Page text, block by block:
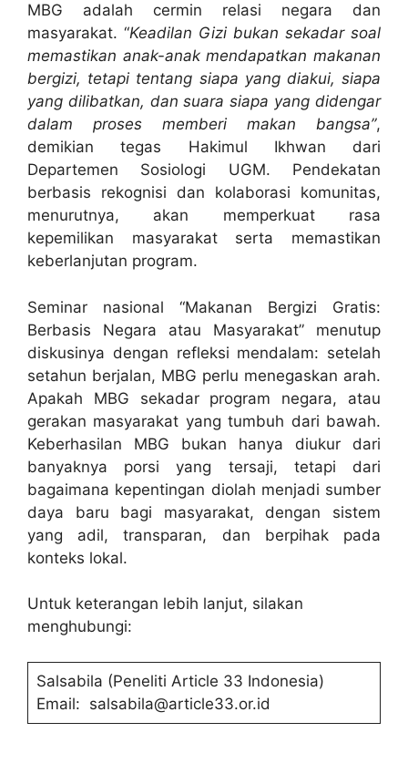
MBG adalah cermin relasi negara dan
masyarakat. “Keadilan Gizi bukan sekadar soal
memastikan anak-anak mendapatkan makanan
bergizi, tetapi tentang siapa yang diakui, siapa
yang dilibatkan, dan suara siapa yang didengar
dalam proses memberi makan bangsa”,
demikian tegas Hakimul Ikhwan dari
Departemen Sosiologi UGM. Pendekatan
berbasis rekognisi dan kolaborasi komunitas,
menurutnya, akan memperkuat rasa
kepemilikan masyarakat serta memastikan
keberlanjutan program.
Seminar nasional “Makanan Bergizi Gratis:
Berbasis Negara atau Masyarakat” menutup
diskusinya dengan refleksi mendalam: setelah
setahun berjalan, MBG perlu menegaskan arah.
Apakah MBG sekadar program negara, atau
gerakan masyarakat yang tumbuh dari bawah.
Keberhasilan MBG bukan hanya diukur dari
banyaknya porsi yang tersaji, tetapi dari
bagaimana kepentingan diolah menjadi sumber
daya baru bagi masyarakat, dengan sistem
yang adil, transparan, dan berpihak pada
konteks lokal.
Untuk keterangan lebih lanjut, silakan
menghubungi:
Salsabila (Peneliti Article 33 Indonesia)
Email: salsabila@article33.or.id